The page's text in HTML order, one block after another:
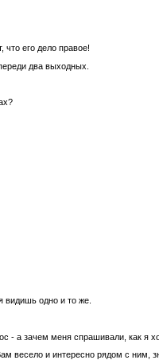
что его дело правое!
два выходных.
видишь одно и то же.
- а зачем меня спрашивали, как я
весело и интересно рядом с ним,